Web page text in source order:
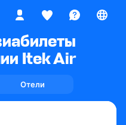
Itek Air
Отели